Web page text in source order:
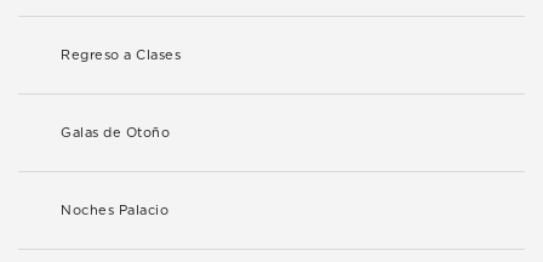
Regreso a Clases
Galas de Otoño
Noches Palacio